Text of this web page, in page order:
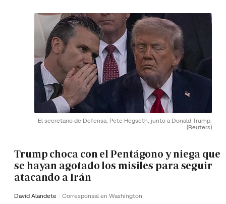
El secretario de Defensa, Pete Hegseth, junto a Donald Trump.
(Reuters)
Trump choca con el Pentágono y niega que
se hayan agotado los misiles para seguir
atacando a Irán
David Alandete Corresponsal en Washington